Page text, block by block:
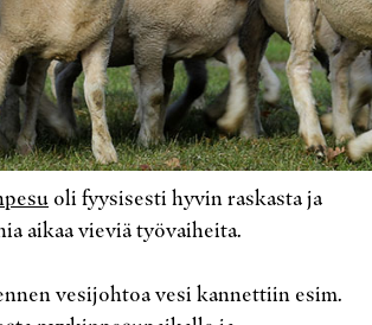
oli fyysisesti hyvin raskasta ja
aikaa vieviä työvaiheita.
vesijohtoa vesi kannettiin esim.